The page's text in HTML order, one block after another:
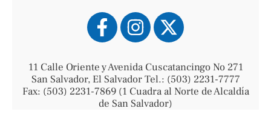
11 Calle Oriente y Avenida Cuscatancingo No 271
San Salvador, El Salvador Tel.: (503) 2231-7777
Fax: (503) 2231-7869 (1 Cuadra al Norte de Alcaldía
de San Salvador)